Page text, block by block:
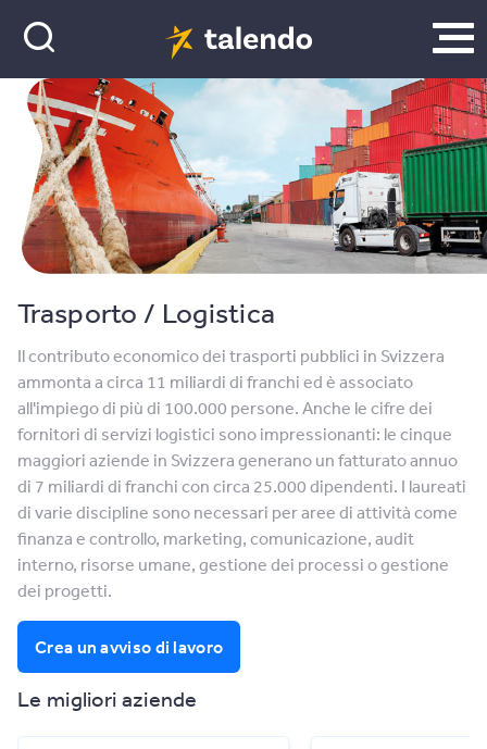
Trasporto / Logistica
Il contributo economico dei trasporti pubblici in Svizzera
ammonta a circa 11 miliardi di franchi ed è associato
all'impiego di più di 100.000 persone. Anche le cifre dei
fornitori di servizi logistici sono impressionanti: le cinque
maggiori aziende in Svizzera generano un fatturato annuo
di 7 miliardi di franchi con circa 25.000 dipendenti. I laureati
di varie discipline sono necessari per aree di attività come
finanza e controllo, marketing, comunicazione, audit
interno, risorse umane, gestione dei processi o gestione
dei progetti.
Crea un avviso di lavoro
Le migliori aziende